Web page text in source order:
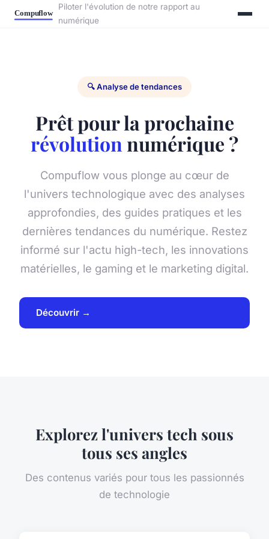
Piloter l'évolution de notre rapport au
numérique
🔍 Analyse de tendances
Prêt pour la prochaine
révolution numérique ?
Compuflow vous plonge au cœur de
l'univers technologique avec des analyses
approfondies, des guides pratiques et les
dernières tendances du numérique. Restez
informé sur l'actu high-tech, les innovations
matérielles, le gaming et le marketing digital.
Découvrir →
Explorez l'univers tech sous
tous ses angles
Des contenus variés pour tous les passionnés
de technologie